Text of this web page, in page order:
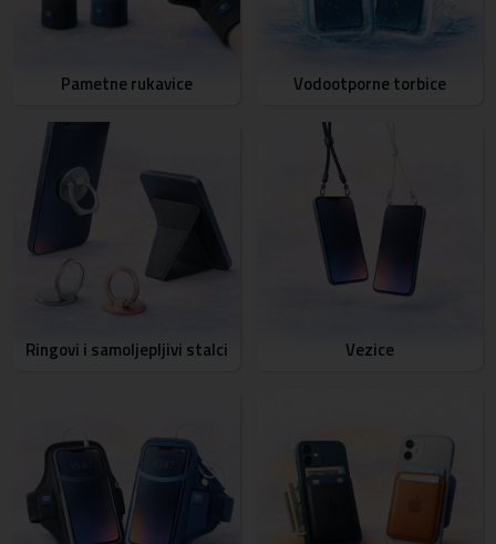
Pametne rukavice Vodootporne torbice
Ringovi i samoljepljivi stalci Vezice